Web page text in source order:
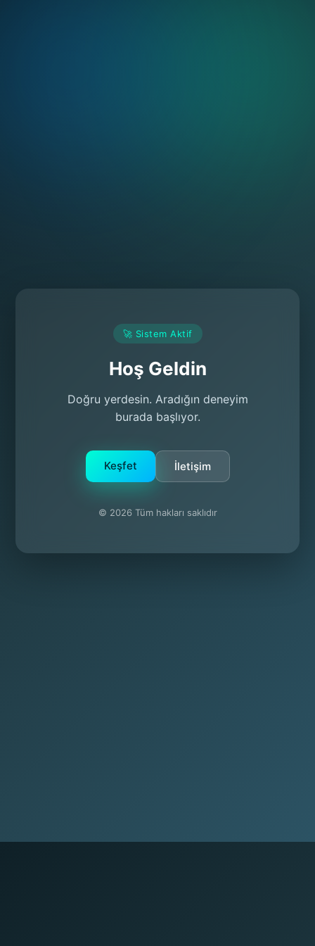
🚀 Sistem Aktif
Hoş Geldin
Doğru yerdesin. Aradığın deneyim
burada başlıyor.
Keşfet İletişim
© 2026 Tüm hakları saklıdır